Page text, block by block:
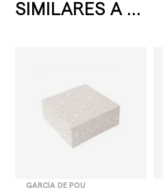
SIMILARES A ...
GARCÍA DE POU